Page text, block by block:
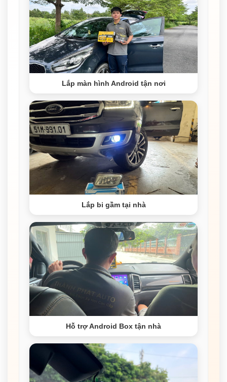
Lắp màn hình Android tận nơi
Lắp bi gầm tại nhà
Hỗ trợ Android Box tận nhà